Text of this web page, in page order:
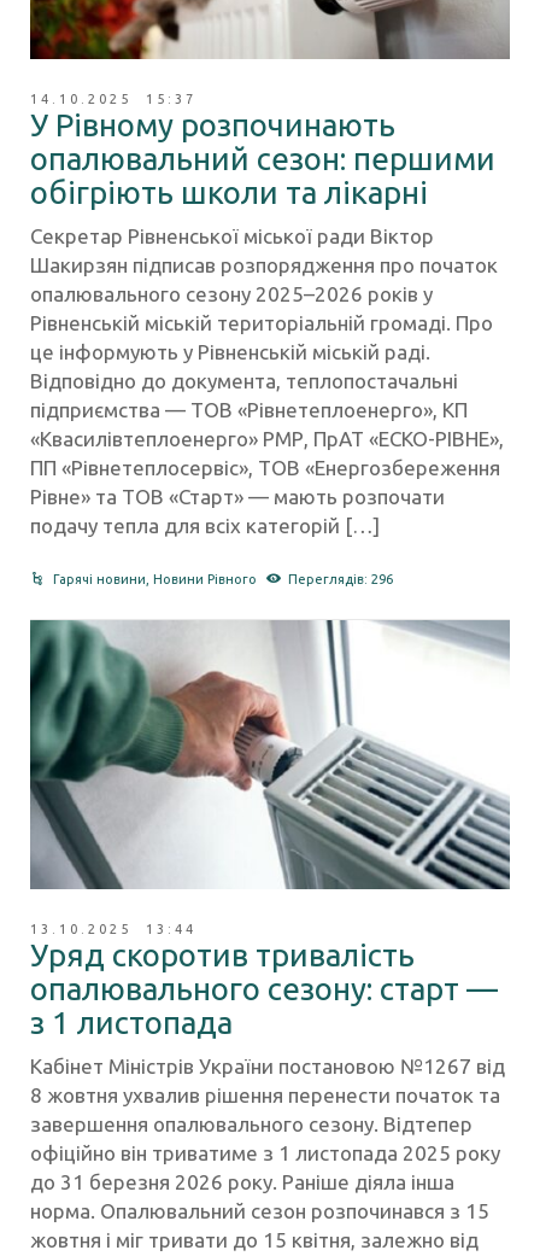
14.10.2025 15:37
У Рівному розпочинають
опалювальний сезон: першими
обігріють школи та лікарні
Секретар Рівненської міської ради Віктор
Шакирзян підписав розпорядження про початок
опалювального сезону 2025–2026 років у
Рівненській міській територіальній громаді. Про
це інформують у Рівненській міській раді.
Відповідно до документа, теплопостачальні
підприємства — ТОВ «Рівнетеплоенерго», КП
«Квасилівтеплоенерго» РМР, ПрАТ «ЕСКО-РІВНЕ»,
ПП «Рівнетеплосервіс», ТОВ «Енергозбереження
Рівне» та ТОВ «Старт» — мають розпочати
подачу тепла для всіх категорій […]
Гарячі новини, Новини Рівного Переглядів: 296
13.10.2025 13:44
Уряд скоротив тривалість
опалювального сезону: старт —
з 1 листопада
Кабінет Міністрів України постановою №1267 від
8 жовтня ухвалив рішення перенести початок та
завершення опалювального сезону. Відтепер
офіційно він триватиме з 1 листопада 2025 року
до 31 березня 2026 року. Раніше діяла інша
норма. Опалювальний сезон розпочинався з 15
жовтня і міг тривати до 15 квітня, залежно від